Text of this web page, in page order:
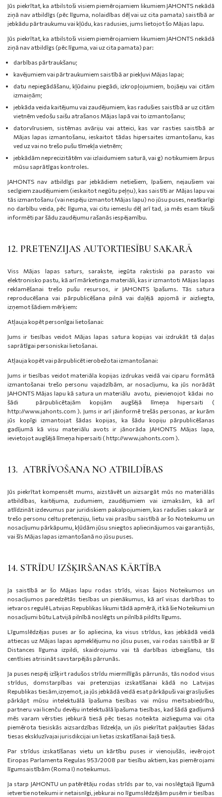
Jūs piekrītat, ka atbilstoši visiem piemērojamiem likumiem JAHONTS nekādā
ziņā nav atbildīgs (pēc līguma, nolaidības dēļ vai uz cita pamata) saistībā ar
jebkādu pārtraukumu vai kļūdu, kas radusies, jums lietojot šo Mājas lapu.
Jūs piekrītat, ka atbilstoši visiem piemērojamiem likumiem JAHONTS nekādā
ziņā nav atbildīgs (pēc līguma, vai uz cita pamata) par:
darbības pārtraukšanu;
kavējumiem vai pārtraukumiem saistībā ar piekļuvi Mājas lapai;
datu nepiegādāšanu, kļūdainu piegādi, izkropļojumiem, bojāeju vai citām
izmaiņām;
jebkāda veida kaitējumu vai zaudējumiem, kas radušies saistībā ar uz citām
vietnēm vedošu saišu atrašanos Mājas lapā vai to izmantošanu;
datorvīrusiem, sistēmas avāriju vai atteici, kas var rasties saistībā ar
Mājas lapas izmantošanu, ieskaitot tādas hipersaites izmantošanu, kas
ved uz vai no trešo pušu tīmekļa vietnēm;
jebkādām neprecizitātēm vai izlaidumiem saturā, vai g) notikumiem ārpus
mūsu saprātīgas kontroles.
JAHONTS nav atbildīgs par jebkādiem netiešiem, īpašiem, nejaušiem vai
secīgiem zaudējumiem (ieskaitot negūtu peļņu), kas saistīti ar Mājas lapu vai
tās izmantošanu (vai nespēju izmantot Mājas lapu) no jūsu puses, neatkarīgi
no darbību veida, pēc līguma, vai citu iemeslu dēļ arī tad, ja mēs esam tikuši
informēti par šādu zaudējumu rašanās iespējamību.
12. PRETENZIJAS AUTORTIESĪBU SAKARĀ
Viss Mājas lapas saturs, sarakste, iegūta rakstiski pa parasto vai
elektronisko pastu, kā arī mārketinga materiāli, kas ir izmantoti Mājas lapas
reklamēšanai trešo pušu resursos, ir JAHONTS īpašums. Tās satura
reproducēšana vai pārpublicēšana pilnā vai daļējā apjomā ir aizliegta,
izņemot šādiem mērķiem:
Atļauja kopēt personīgai lietošanai:
Jums ir tiesības veidot Mājas lapas satura kopijas vai izdrukāt tā daļas
saprātīgai personiskai lietošanai.
Atļauja kopēt vai pārpublicēt ierobežotai izmantošanai:
Jums ir tiesības veidot materiāla kopijas izdrukas veidā vai ciparu formātā
izmantošanai trešo personu vajadzībām, ar nosacījumu, ka jūs norādāt
JAHONTS Mājas lapu kā satura un materiālu avotu, pievienojot kādai no
šādi pārpublicētajām kopijām augšējā līmeņa hipersaiti (
http://www.jahonts.com ). Jums ir arī jāinformē trešās personas, ar kurām
jūs kopīgi izmantojat šādas kopijas, ka šādu kopiju pārpublicēšanas
gadījumā kā visu materiālu avots ir jānorāda JAHONTS Mājas lapa,
ievietojot augšējā līmeņa hipersaiti ( http://www.jahonts.com ).
13. ATBRĪVOŠANA NO ATBILDĪBAS
Jūs piekrītat kompensēt mums, aizstāvēt un aizsargāt mūs no materiālās
atbildības, kaitējuma, zudumiem, zaudējumiem vai izmaksām, kā arī
atlīdzināt izdevumus par juridiskiem pakalpojumiem, kas radušies sakarā ar
trešo personu celtu pretenziju, lietu vai prasību saistībā ar šo Noteikumu un
nosacījumu pārkāpumu, kļūdām jūsu sniegtos apliecinājumos vai garantijās,
vai šīs Mājas lapas izmantošanā no jūsu puses.
14. STRĪDU IZŠĶIRŠANAS KĀRTĪBA
Ja saistībā ar šo Mājas lapu rodas strīds, visas šajos Noteikumos un
nosacījumos paredzētās tiesības un pienākumus, kā arī visas darbības to
ietvaros regulē Latvijas Republikas likumi tādā apmērā, it kā šie Noteikumi un
nosacījumi būtu Latvijā pilnībā noslēgts un pilnībā pildīts līgums.
Līgumslēdzējas puses ar šo apliecina, ka visus strīdus, kas jebkādā veidā
attiecas uz Mājas lapas apmeklējumu no jūsu puses, vai rodas saistībā ar šī
Distances līguma izpildi, skaidrojumu vai tā darbības izbeigšanu, tās
centīsies atrisināt savstarpējās pārrunās.
Ja puses nespēj izšķirt radušos strīdu miermīlīgās pārrunās, tās nodod visus
strīdus, domstarpības vai pretenzijas izskatīšanai kādā no Latvijas
Republikas tiesām,izņemot, ja jūs jebkādā veidā esat pārkāpuši vai grasījušies
pārkāpt mūsu intelektuālā īpašuma tiesības vai mūsu meitsabiedrību,
partneru vai licenču devēju intelektuālā īpašuma tiesības, kad šādā gadījumā
mēs varam vērsties jebkurā tiesā pēc tiesas noteikta aizlieguma vai cita
piemērota tiesiskās aizsardzības līdzekļa, un jūs piekrītat pakļauties šādas
tiesas ekskluzīvajai jurisdikcijai un lietas izskatīšanai šajā tiesā.
Par strīdus izskatīšanas vietu un kārtību puses ir vienojušās, ievērojot
Eiropas Parlamenta Regulas 953/2008 par tiesību aktiem, kas piemērojami
līgumsaistībām (Roma I) noteikumus.
Ja starp JAHONTU un patērētāju rodas strīds par to, vai noslēgtajā līgumā
ietvertie noteikumi ir netaisnīgi, jebkurai no līgumslēdzējām pusēm ir tiesības